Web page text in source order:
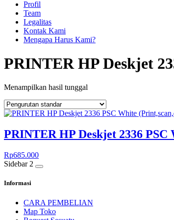
Profil
Team
Legalitas
Kontak Kami
Mengapa Harus Kami?
PRINTER HP Deskjet
Menampilkan hasil tunggal
PRINTER HP Deskjet 2336
Rp685.000
Sidebar 2
Informasi
CARA PEMBELIAN
Map Toko